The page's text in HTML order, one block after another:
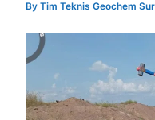
By Tim Teknis Geochem